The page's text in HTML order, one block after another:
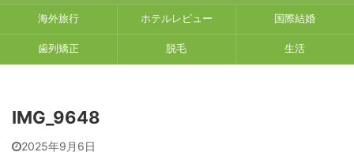
海外旅行 ホテルレビュー 国際結婚
歯列矯正 脱毛 生活
IMG_9648
2025年9月6日